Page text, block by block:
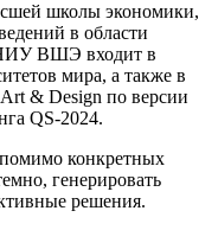
школы экономики,
в области
НИУ ВШЭ входит в
мира, а также в
& Design по версии
QS-2024.
конкретных
генерировать
решения.